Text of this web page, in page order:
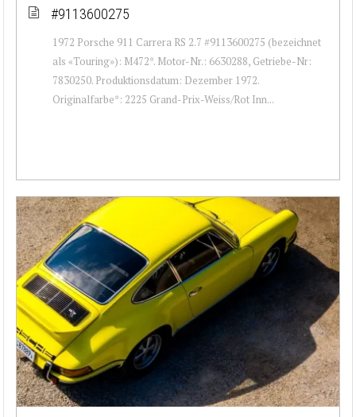
#9113600275
1972 Porsche 911 Carrera RS 2.7 #9113600275 (bezeichnet
als «Touring»): M472*. Motor-Nr.: 6630288, Getriebe-Nr:
7830250. Produktionsdatum: Dezember 1972.
Originalfarbe*: 2225 Grand-Prix-Weiss/Rot Inn...